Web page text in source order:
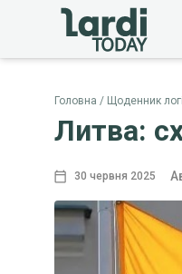
Головна Щоденник
Литва:
30 червня 2025